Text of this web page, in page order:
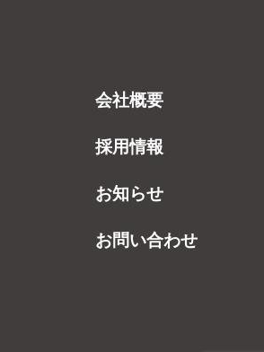
会社概要
採用情報
お知らせ
お問い合わせ